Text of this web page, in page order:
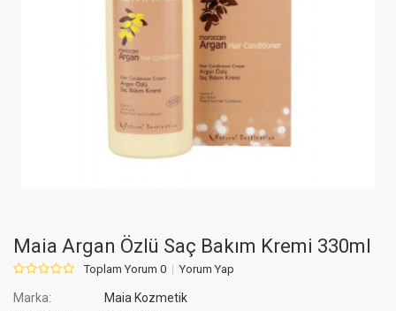
Maia Argan Özlü Saç Bakım Kremi 330ml
Toplam Yorum 0 Yorum Yap
Marka:
Maia Kozmetik